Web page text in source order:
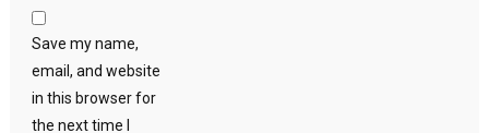
Save my name,
email, and website
in this browser for
the next time I